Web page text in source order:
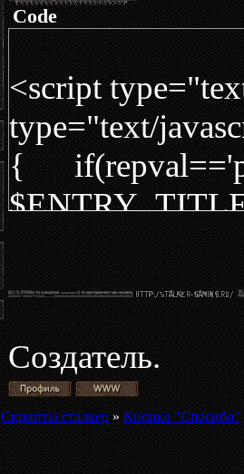
Code
<script
type="text/
{
Создатель.
Скрипты сталкер » Кнопка "Спасибо"